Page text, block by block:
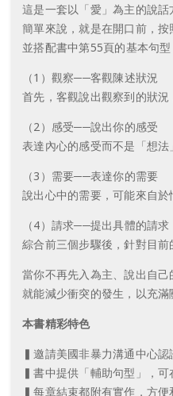
這是一套以「愛」為主的說話
簡單來說，就是在開口前，按
並搭配書中第55頁的基本句型
（1）觀察──客觀陳述狀況
首先，客觀說出觀察到的狀況
（2）感受──說出你的感受
表達內心的感受而不是「想法
（3）需要──表達你的需要
說出心中的需要，可能來自於
（4）請求──提出具體的請求
綜合前三個步驟後，針對目前
當你不再先入為主、說出自己
就能減少衝突的發生，以充滿
本書精彩特色
▍邀請美國非暴力溝通中心認
▍書中提供「輔助句型」，可
▍每章結束都附有實作，方便